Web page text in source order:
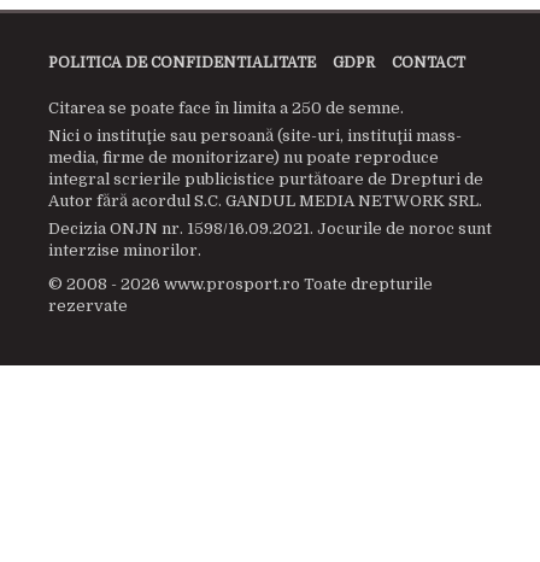
POLITICA DE CONFIDENTIALITATE GDPR CONTACT
Citarea se poate face în limita a 250 de semne.
Nici o instituţie sau persoană (site-uri, instituţii mass-
media, firme de monitorizare) nu poate reproduce
integral scrierile publicistice purtătoare de Drepturi de
Autor fără acordul S.C. GANDUL MEDIA NETWORK SRL.
Decizia ONJN nr. 1598/16.09.2021. Jocurile de noroc sunt
interzise minorilor.
© 2008 - 2026 www.prosport.ro Toate drepturile
rezervate